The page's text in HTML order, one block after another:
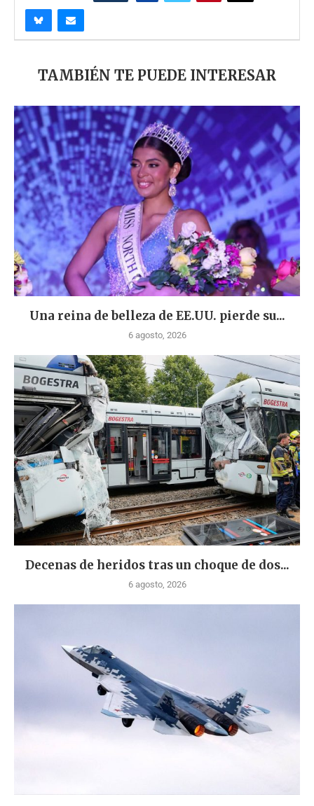
TAMBIÉN TE PUEDE INTERESAR
Una reina de belleza de EE.UU. pierde su...
6 agosto, 2026
Decenas de heridos tras un choque de dos...
6 agosto, 2026